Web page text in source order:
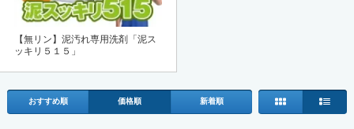
【無リン】泥汚れ専用洗剤「泥ス
ッキリ５１５」
おすすめ順 価格順 新着順